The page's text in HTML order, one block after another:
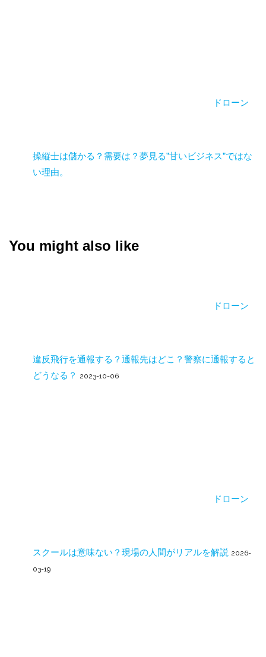
ドローン
操縦士は儲かる？需要は？夢見る”甘いビジネス”ではな
い理由。
You might also like
ドローン
違反飛行を通報する？通報先はどこ？警察に通報すると
どうなる？
2023-10-06
ドローン
スクールは意味ない？現場の人間がリアルを解説 2026-
03-19